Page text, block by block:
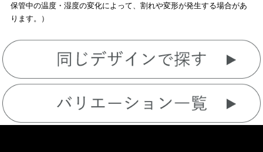
保管中の温度・湿度の変化によって、割れや変形が発生する場合があ
ります。）